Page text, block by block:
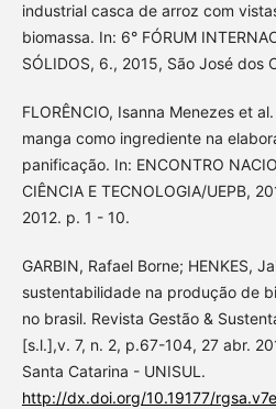
industrial casca de arroz com
biomassa. In: 6° FÓRUM
SÓLIDOS, 6., 2015, São José dos
FLORÊNCIO, Isanna Menezes et
manga como ingrediente na
panificação. In: ENCONTRO
CIÊNCIA E TECNOLOGIA/UEPB,
2012. p. 1 - 10.
GARBIN, Rafael Borne; HENKES,
sustentabilidade na produção de
no brasil. Revista Gestão &
[s.l.],v. 7, n. 2, p.67-104, 27 abr.
Santa Catarina - UNISUL.
http://dx.doi.org/10.19177/